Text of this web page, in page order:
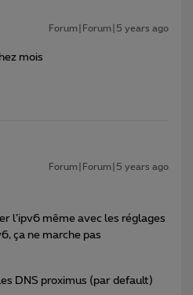
Forum|Forum|5 years ago
mois
Forum|Forum|5 years ago
l’ipv6 même avec les réglages
ça ne marche pas
DNS proximus (par default)